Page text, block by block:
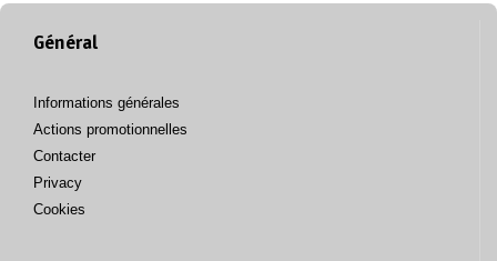
Général
Informations générales
Actions promotionnelles
Contacter
Privacy
Cookies